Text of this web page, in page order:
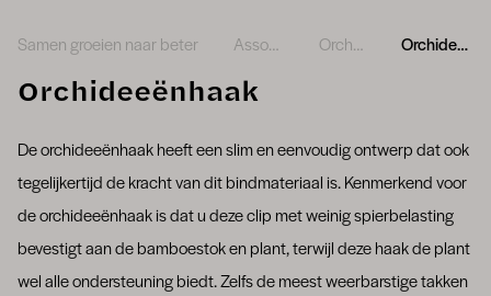
Samen groeien naar beter Assortiment Orchideeën Orchideeënhaak
Orchideeënhaak
De orchideeënhaak heeft een slim en eenvoudig ontwerp dat ook
tegelijkertijd de kracht van dit bindmateriaal is. Kenmerkend voor
de orchideeënhaak is dat u deze clip met weinig spierbelasting
bevestigt aan de bamboestok en plant, terwijl deze haak de plant
wel alle ondersteuning biedt. Zelfs de meest weerbarstige takken